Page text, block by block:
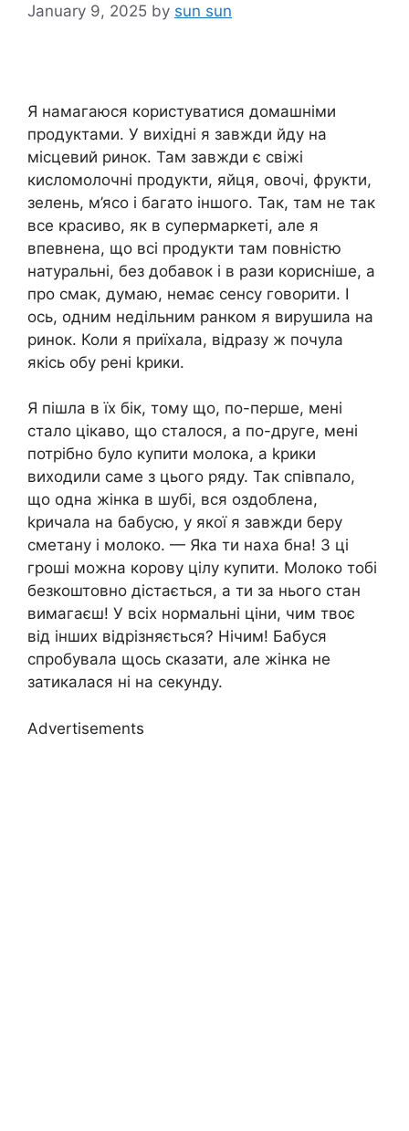
January 9, 2025 by sun sun
Я намагаюся користуватися домашніми
продуктами. У вихідні я завжди йду на
місцевий ринок. Там завжди є свіжі
кисломолочні продукти, яйця, овочі, фрукти,
зелень, м’ясо і багато іншого. Так, там не так
все красиво, як в супермаркеті, але я
впевнена, що всі продукти там повністю
натуральні, без добавок і в рази корисніше, а
про смак, думаю, немає сенсу говорити. І
ось, одним недільним ранком я вирушила на
ринок. Коли я приїхала, відразу ж почула
якісь обу рені kрики.
Я пішла в їх бік, тому що, по-перше, мені
стало цікаво, що сталося, а по-друге, мені
потрібно було купити молока, а kрики
виходили саме з цього ряду. Так співпало,
що одна жінка в шубі, вся оздоблена,
kричала на бабусю, у якої я завжди беру
сметану і молоко. — Яка ти наха бна! З ці
гроші можна корову цілу купити. Молоко тобі
безкоштовно дістається, а ти за нього стан
вимагаєш! У всіх нормальні ціни, чим твоє
від інших відрізняється? Нічим! Бабуся
спробувала щось сказати, але жінка не
затикалася ні на секунду.
Advertisements